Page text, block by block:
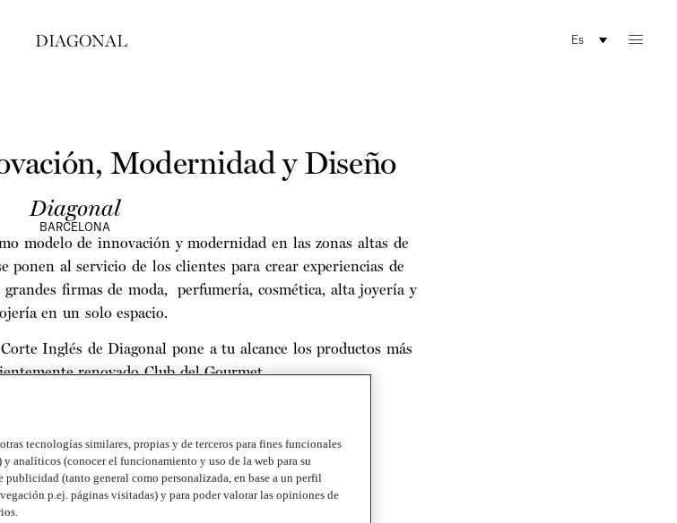
DIAGONAL Es
Modernidad y Diseño
Diagonal
BARCELONA
modelo de innovación y modernidad en las zonas altas de
ponen al servicio de los clientes para crear experiencias de
grandes firmas de moda, perfumería, cosmética, alta joyería y
en un solo espacio.
Inglés de Diagonal pone a tu alcance los productos más
renovado Club del Gourmet.
617-619. Barcelona / +34 933 667 100
tecnologías similares, propias y de terceros para fines funcionales
analíticos (conocer el funcionamiento y uso de la web para su
(tanto general como personalizada, en base a un perfil
p.ej. páginas visitadas) y para poder valorar las opiniones de